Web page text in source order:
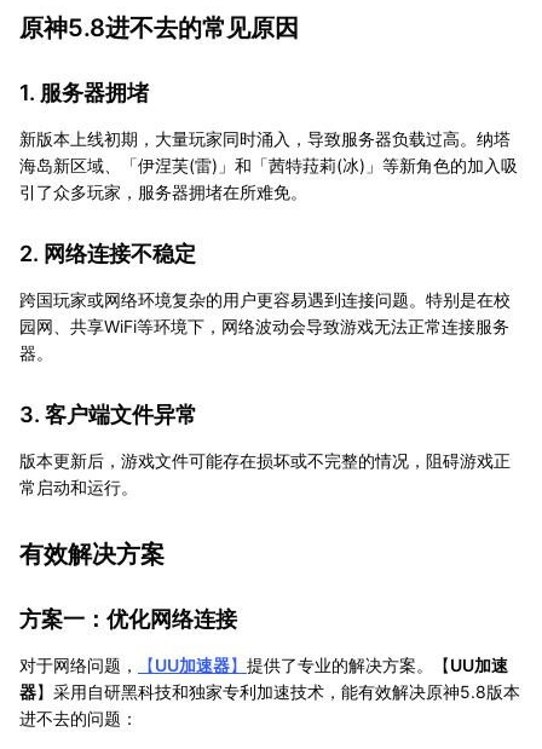
原神5.8进不去的常见原因
1. 服务器拥堵
新版本上线初期，大量玩家同时涌入，导致服务器负载过高。纳塔
海岛新区域、「伊涅芙(雷)」和「茜特菈莉(冰)」等新角色的加入吸
引了众多玩家，服务器拥堵在所难免。
2. 网络连接不稳定
跨国玩家或网络环境复杂的用户更容易遇到连接问题。特别是在校
园网、共享WiFi等环境下，网络波动会导致游戏无法正常连接服务
器。
3. 客户端文件异常
版本更新后，游戏文件可能存在损坏或不完整的情况，阻碍游戏正
常启动和运行。
有效解决方案
方案一：优化网络连接
对于网络问题， 【UU加速器】 提供了专业的解决方案。【UU加速
器】采用自研黑科技和独家专利加速技术，能有效解决原神5.8版本
进不去的问题：